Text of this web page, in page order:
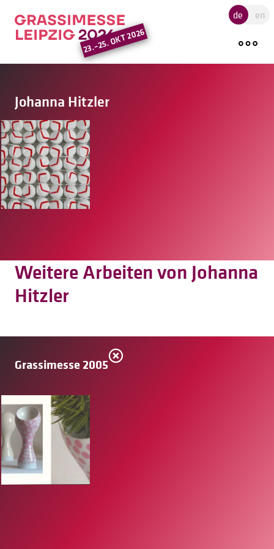
Hauptregion der Seite
23.–25. OKT 2026
de en
Johanna Hitzler
Weitere Arbeiten von Johanna
Hitzler
Grassimesse 2005